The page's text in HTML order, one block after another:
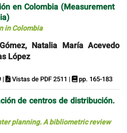
en Colombia (Measurement
in Colombia
Natalia María Acevedo
López
| Vistas de PDF 2511 | pp. 165-183
de centros de distribución.
planning. A bibliometric review